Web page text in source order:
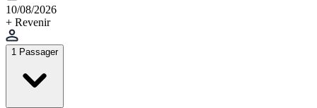
10/08/2026
+ Revenir
1 Passager